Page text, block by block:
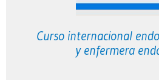
Curso internacional
y enfermera